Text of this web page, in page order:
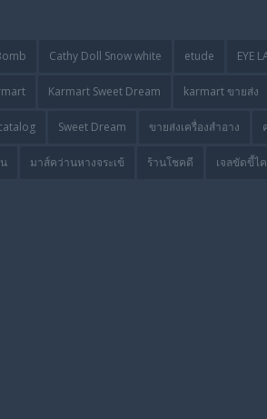
Cathy Doll Snow white etude EYE
Karmart Sweet Dream karmart ขายส่ง
Sweet Dream ขายส่งเครื่องสำอาง
มาส์คว่านหางจระเข้ ร้านโชคดี เจลขัดขี้ไ